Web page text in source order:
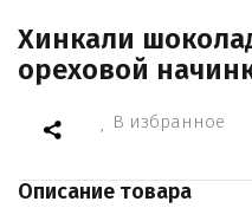
Хинкали
ореховой
В избранное
Описание товара